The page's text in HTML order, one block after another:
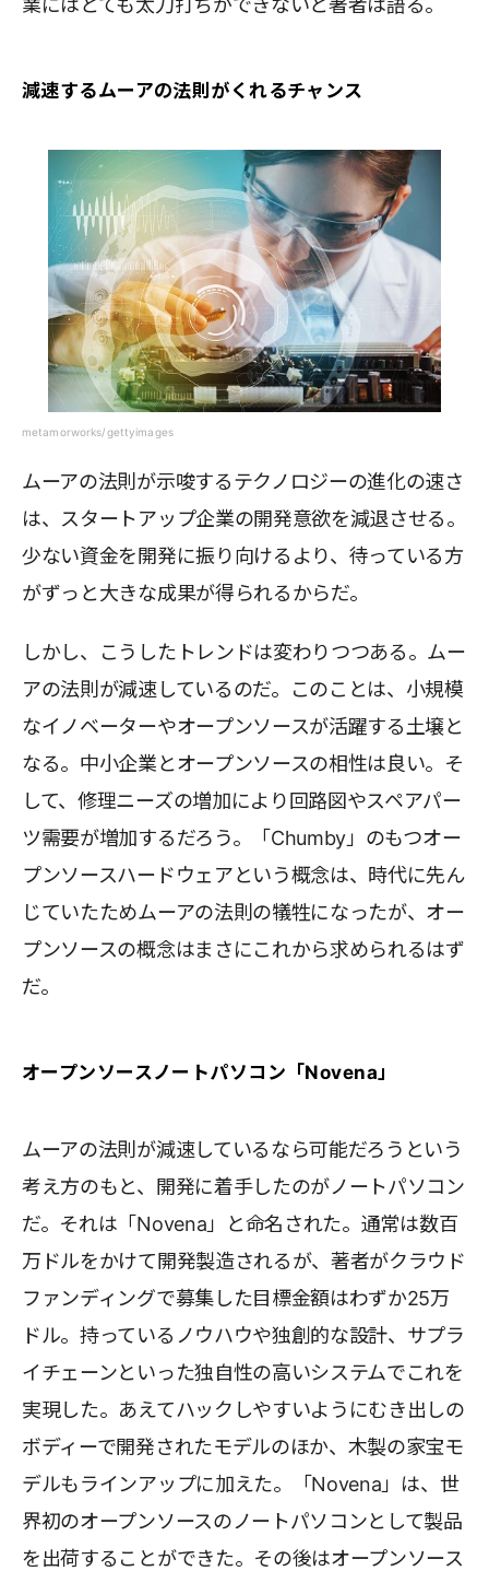
業にはとても太刀打ちができないと著者は語る。
減速するムーアの法則がくれるチャンス
metamorworks/gettyimages
ムーアの法則が示唆するテクノロジーの進化の速さ
は、スタートアップ企業の開発意欲を減退させる。
少ない資金を開発に振り向けるより、待っている方
がずっと大きな成果が得られるからだ。
しかし、こうしたトレンドは変わりつつある。ムー
アの法則が減速しているのだ。このことは、小規模
なイノベーターやオープンソースが活躍する土壌と
なる。中小企業とオープンソースの相性は良い。そ
して、修理ニーズの増加により回路図やスペアパー
ツ需要が増加するだろう。「Chumby」のもつオー
プンソースハードウェアという概念は、時代に先ん
じていたためムーアの法則の犠牲になったが、オー
プンソースの概念はまさにこれから求められるはず
だ。
オープンソースノートパソコン「Novena」
ムーアの法則が減速しているなら可能だろうという
考え方のもと、開発に着手したのがノートパソコン
だ。それは「Novena」と命名された。通常は数百
万ドルをかけて開発製造されるが、著者がクラウド
ファンディングで募集した目標金額はわずか25万
ドル。持っているノウハウや独創的な設計、サプラ
イチェーンといった独自性の高いシステムでこれを
実現した。あえてハックしやすいようにむき出しの
ボディーで開発されたモデルのほか、木製の家宝モ
デルもラインアップに加えた。「Novena」は、世
界初のオープンソースのノートパソコンとして製品
を出荷することができた。その後はオープンソース